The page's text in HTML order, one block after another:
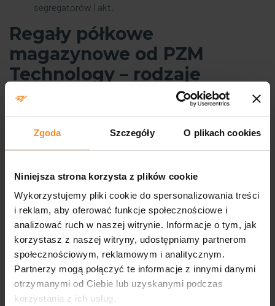
Zgoda Szczegóły O plikach cookies
Niniejsza strona korzysta z plików cookie
Wykorzystujemy pliki cookie do spersonalizowania treści
i reklam, aby oferować funkcje społecznościowe i
analizować ruch w naszej witrynie. Informacje o tym, jak
korzystasz z naszej witryny, udostępniamy partnerom
społecznościowym, reklamowym i analitycznym.
Partnerzy mogą połączyć te informacje z innymi danymi
otrzymanymi od Ciebie lub uzyskanymi podczas
korzystania z ich usług.
segregatorów i akt.
Regały półkowe
magazynowe od PZM
Technology – rodzaje
Oferujemy stabilne systemy oparte na pionowych ramach,
możliwością regulacji wysokości poziomów, co pozwala
na przechowywanie produktów o różnych gabarytach
stosowane zarówno w magazynach, jak i w sklepach
wielkopowierzchniowych, gdzie liczy się bezpieczeństwo,
wysoka nośność i łatwa rozbudowa.
Oferta PZM Technology obejmuje regały magazynowe półkowe
w wielu wariantach konstrukcyjnych. Można je dostosować
do specyfiki pracy i rodzaju przechowywanych towarów.
Wyróżniamy:
Regały półkowe metalowe